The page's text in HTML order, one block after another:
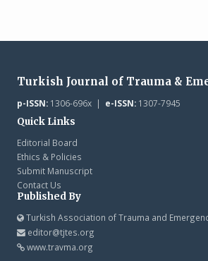
Turkish Journal of Trauma &
p-ISSN:1306-696x | e-ISSN:1307-7945
Quick Links
Editorial Board
Ethics & Policies
Submit Manuscript
Contact Us
Published By
Turkish Association of Trauma and
editor@tjtes.org
www.travma.org